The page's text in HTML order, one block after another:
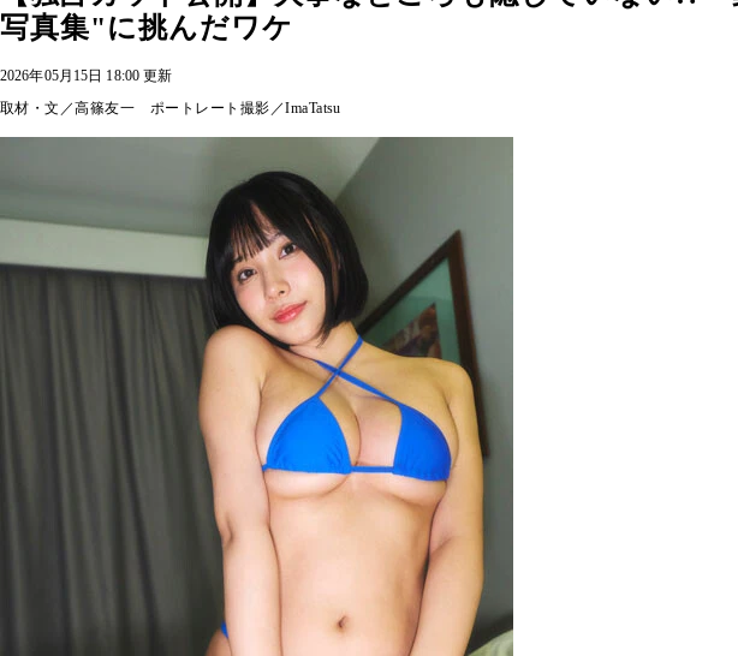
写真集"に挑んだワケ
2026年05月15日 18:00 更新
取材・文／高篠友一 ポートレート撮影／ImaTatsu